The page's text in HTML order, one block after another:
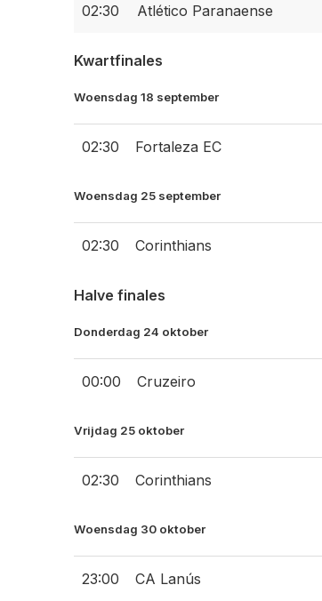
02:30 Atlético Paranaense
Kwartfinales
Woensdag 18 september
02:30 Fortaleza EC
Woensdag 25 september
02:30 Corinthians
Halve finales
Donderdag 24 oktober
00:00 Cruzeiro
Vrijdag 25 oktober
02:30 Corinthians
Woensdag 30 oktober
23:00 CA Lanús